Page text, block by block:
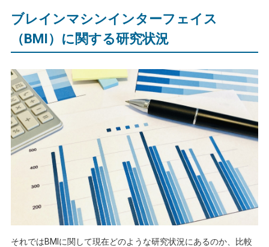
ブレインマシンインターフェイス
（BMI）に関する研究状況
それではBMI に関して現在どのような研究状況にあるのか、比較